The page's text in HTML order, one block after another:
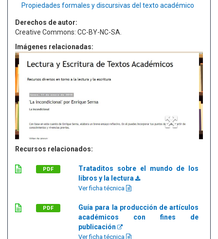
Propiedades formales y discursivas del texto académico
Derechos de autor:
Creative Commons: CC-BY-NC-SA.
Imágenes relacionadas:
Recursos relacionados:
PDF
Trataditos sobre el mundo de los
libros y la lectura
Ver ficha técnica
PDF
Guía para la producción de artículos
académicos con fines de
publicación
Ver ficha técnica